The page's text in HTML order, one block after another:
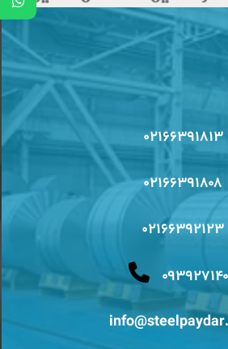
۰۲۱۶۶۳۹۱۸۱۳
۰۲۱۶۶۳۹۱۸۰۸
۰۲۱۶۶۳۹۲۱۲۳